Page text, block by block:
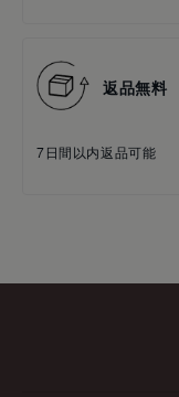
返品無料
7日間以内返品可能